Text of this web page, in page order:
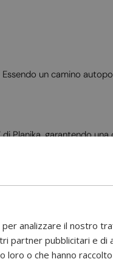
un camino
Planika, garantendo
Questo permette di
anche un
fornire fino a
analizzare il nostro
partner pubblicitari e di
o che hanno